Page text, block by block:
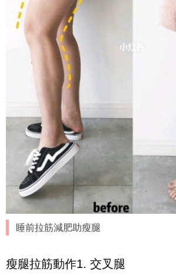
睡前拉筋減肥助瘦腿
瘦腿拉筋動作1. 交叉腿